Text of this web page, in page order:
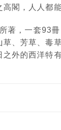
閣，人人都
著，一套93
、芳草、毒
外的西洋特